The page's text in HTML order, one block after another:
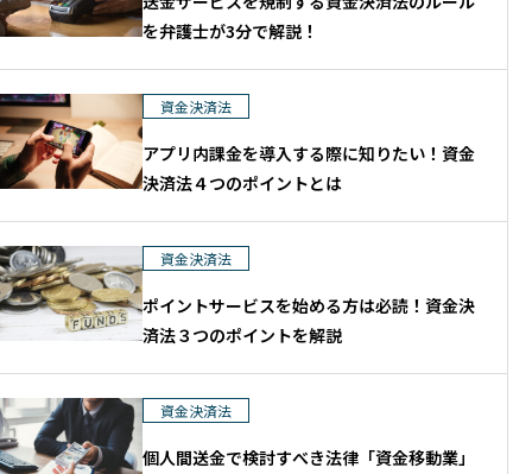
を弁護士が3分で解説！
資金決済法
アプリ内課金を導入する際に知りたい！資金
決済法４つのポイントとは
資金決済法
ポイントサービスを始める方は必読！資金決
済法３つのポイントを解説
資金決済法
個人間送金で検討すべき法律「資金移動業」